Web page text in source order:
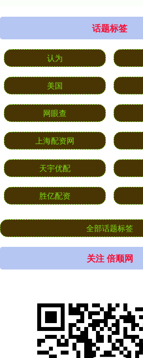
话题标签
认为
美国
网眼查
上海配资网
天宇优配
胜亿配资
全部话题标签
关注 倍顺网